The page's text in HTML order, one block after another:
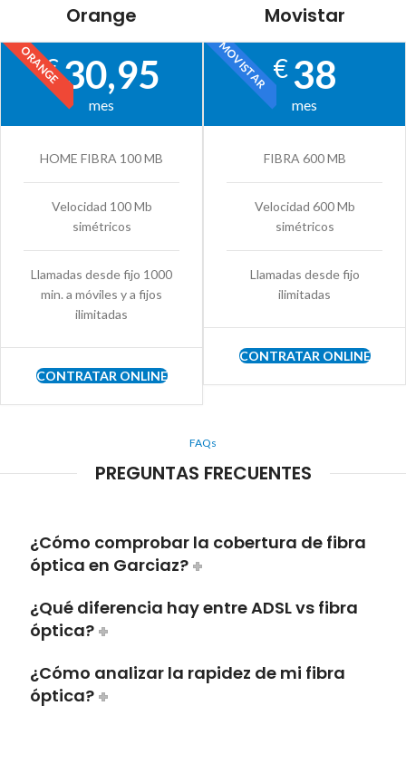
Orange
ORANGE
€30,95
mes
HOME FIBRA 100 MB
Velocidad 100 Mb
simétricos
Llamadas desde fijo 1000
min. a móviles y a fijos
ilimitadas
CONTRATAR ONLINE
Movistar
MOVISTAR€38
mes
FIBRA 600 MB
Velocidad 600 Mb
simétricos
Llamadas desde fijo
ilimitadas
CONTRATAR ONLINE
FAQs
PREGUNTAS FRECUENTES
¿Cómo comprobar la cobertura de fibra
óptica en Garciaz?
¿Qué diferencia hay entre ADSL vs fibra
óptica?
¿Cómo analizar la rapidez de mi fibra
óptica?